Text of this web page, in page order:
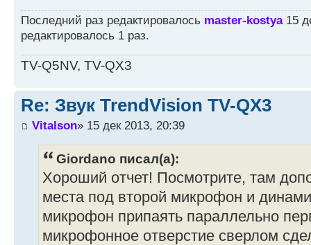
Последний раз редактировалось master-kostya15
редактировалось 1 раз.
TV-Q5NV, TV-QX3
Re: Звук TrendVision TV-QX3
Vitalson» 15 дек 2013, 20:39
Giordano писал(а):
Хороший отчет! Посмотрите, там
места под второй микрофон и
микрофон припаять параллельно
микрофонное отверстие сверлом